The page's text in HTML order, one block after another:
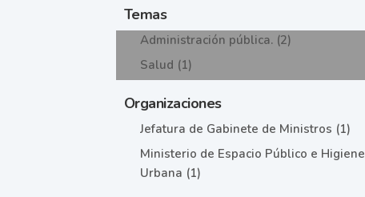
Temas
Administración pública. (2)
Salud (1)
Organizaciones
Jefatura de Gabinete de Ministros (1)
Ministerio de Espacio Público e Higiene
Urbana (1)